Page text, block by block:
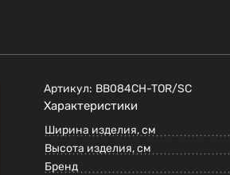
Артикул: BB084CH-TOR/SC
Характеристики
Ширина изделия, см
Высота изделия, см
Бренд